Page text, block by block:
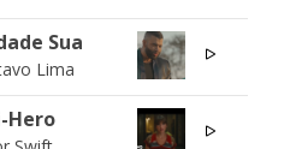
Sua
Lima
Hero